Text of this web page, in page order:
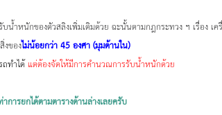
น้ำหนักของตัวสลิงเพิ่มเติมด้วย ฉะนั้นตามกฎกระทวง ฯ เรื่อง
งของไม่น้อยกว่า 45 องศา (มุมด้านใน)
ถทำได้
แต่ต้องจัดให้มีการคำนวณการรับน้ำหนักด้วย
การยกได้ตามตารางด้านล่างเลยครับ